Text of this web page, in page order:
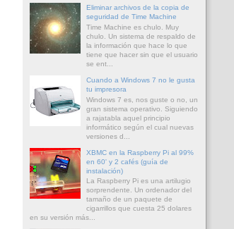
Eliminar archivos de la copia de
seguridad de Time Machine
Time Machine es chulo. Muy
chulo. Un sistema de respaldo de
la información que hace lo que
tiene que hacer sin que el usuario
se ent...
Cuando a Windows 7 no le gusta
tu impresora
Windows 7 es, nos guste o no, un
gran sistema operativo. Siguiendo
a rajatabla aquel principio
informático según el cual nuevas
versiones d...
XBMC en la Raspberry Pi al 99%
en 60' y 2 cafés (guía de
instalación)
La Raspberry Pi es una artilugio
sorprendente. Un ordenador del
tamaño de un paquete de
cigarrillos que cuesta 25 dolares
en su versión más...